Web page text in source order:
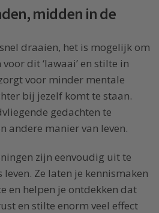
midden in de
draaien, het is mogelijk om
dit ‘lawaai’ en stilte in
voor minder mentale
bij jezelf komt te staan.
gedachten te
andere manier van leven.
zijn eenvoudig uit te
Ze laten je kennismaken
en helpen je ontdekken dat
en stilte enorm veel effect